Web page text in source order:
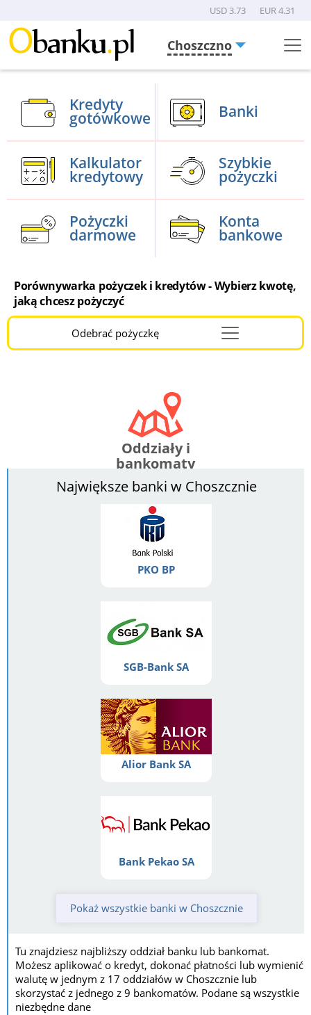
USD 3.73 EUR 4.31
Choszczno
Menu
Kredyty
gotówkowe Banki
Kalkulator
kredytowy
Szybkie
pożyczki
Pożyczki
darmowe
Konta
bankowe
Porównywarka pożyczek i kredytów - Wybierz kwotę,
jaką chcesz pożyczyć
Odebrać pożyczkęMenu
Burger
Oddziały i
bankomaty
Największe banki w Choszcznie
PKO BP
SGB-Bank SA
Alior Bank SA
Bank Pekao SA
Pokaż wszystkie banki w Choszcznie
Tu znajdziesz najbliższy oddział banku lub bankomat.
Możesz aplikować o kredyt, dokonać płatności lub wymienić
walutę w jednym z 17 oddziałów w Choszcznie lub
skorzystać z jednego z 9 bankomatów. Podane są wszystkie
niezbędne dane